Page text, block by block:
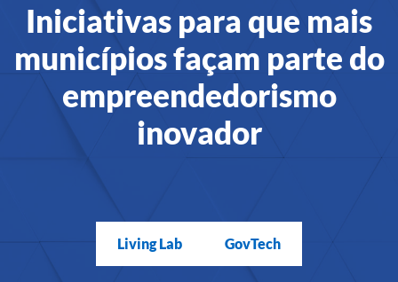
Iniciativas para que mais
municípios façam parte do
empreendedorismo
inovador
Living Lab GovTech